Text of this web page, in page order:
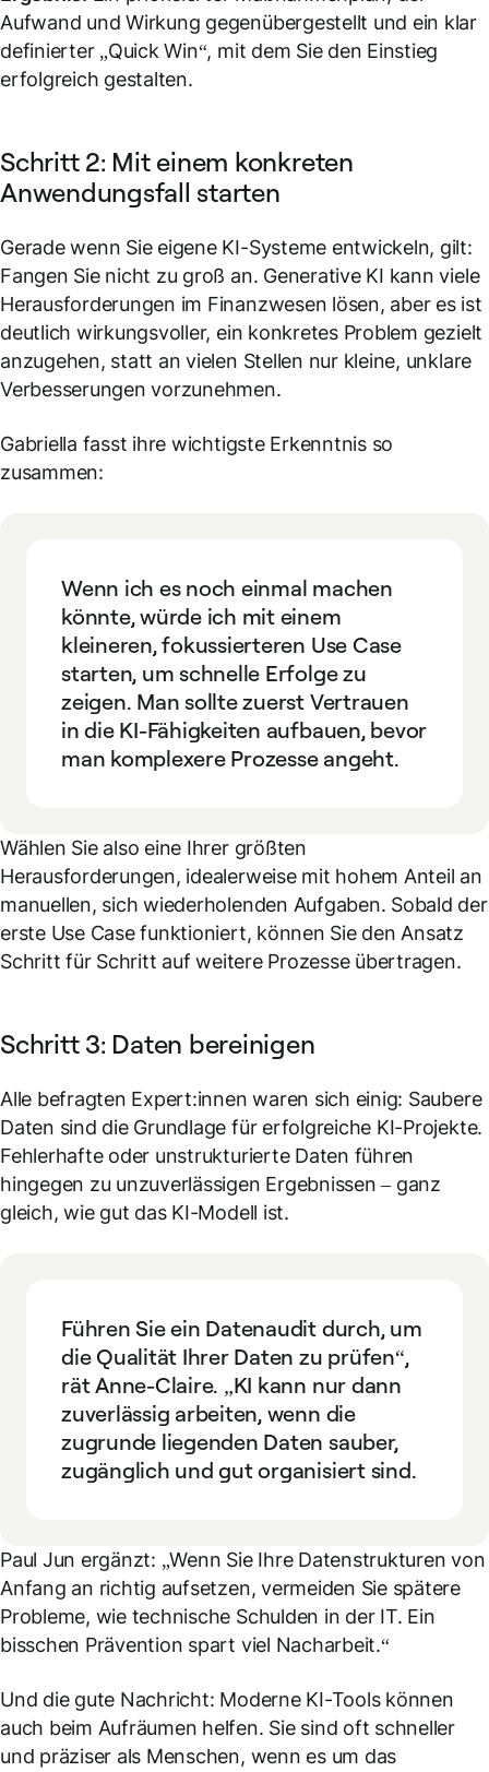
Aufwand und Wirkung gegenübergestellt und ein klar
definierter „Quick Win“, mit dem Sie den Einstieg
erfolgreich gestalten.
Schritt 2: Mit einem konkreten
Anwendungsfall starten
Gerade wenn Sie eigene KI-Systeme entwickeln, gilt:
Fangen Sie nicht zu groß an. Generative KI kann viele
Herausforderungen im Finanzwesen lösen, aber es ist
deutlich wirkungsvoller, ein konkretes Problem gezielt
anzugehen, statt an vielen Stellen nur kleine, unklare
Verbesserungen vorzunehmen.
Gabriella fasst ihre wichtigste Erkenntnis so
zusammen:
Wenn ich es noch einmal machen
könnte, würde ich mit einem
kleineren, fokussierteren Use Case
starten, um schnelle Erfolge zu
zeigen. Man sollte zuerst Vertrauen
in die KI-Fähigkeiten aufbauen, bevor
man komplexere Prozesse angeht.
Wählen Sie also eine Ihrer größten
Herausforderungen, idealerweise mit hohem Anteil an
manuellen, sich wiederholenden Aufgaben. Sobald der
erste Use Case funktioniert, können Sie den Ansatz
Schritt für Schritt auf weitere Prozesse übertragen.
Schritt 3: Daten bereinigen
Alle befragten Expert:innen waren sich einig: Saubere
Daten sind die Grundlage für erfolgreiche KI-Projekte.
Fehlerhafte oder unstrukturierte Daten führen
hingegen zu unzuverlässigen Ergebnissen – ganz
gleich, wie gut das KI-Modell ist.
Führen Sie ein Datenaudit durch, um
die Qualität Ihrer Daten zu prüfen“,
rät Anne-Claire. „KI kann nur dann
zuverlässig arbeiten, wenn die
zugrunde liegenden Daten sauber,
zugänglich und gut organisiert sind.
Paul Jun ergänzt: „Wenn Sie Ihre Datenstrukturen von
Anfang an richtig aufsetzen, vermeiden Sie spätere
Probleme, wie technische Schulden in der IT. Ein
bisschen Prävention spart viel Nacharbeit.“
Und die gute Nachricht: Moderne KI-Tools können
auch beim Aufräumen helfen. Sie sind oft schneller
und präziser als Menschen, wenn es um das